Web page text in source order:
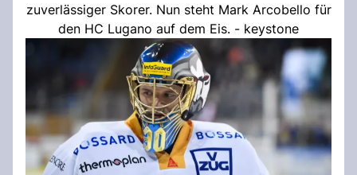
zuverlässiger Skorer. Nun steht Mark Arcobello für
den HC Lugano auf dem Eis. - keystone